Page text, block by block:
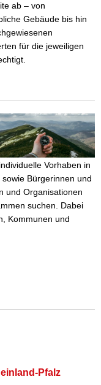
ab – von
Gebäude bis hin
für die jeweiligen
Vorhaben in
Bürgerinnen und
und Organisationen
suchen. Dabei
Kommunen und
Pfalz